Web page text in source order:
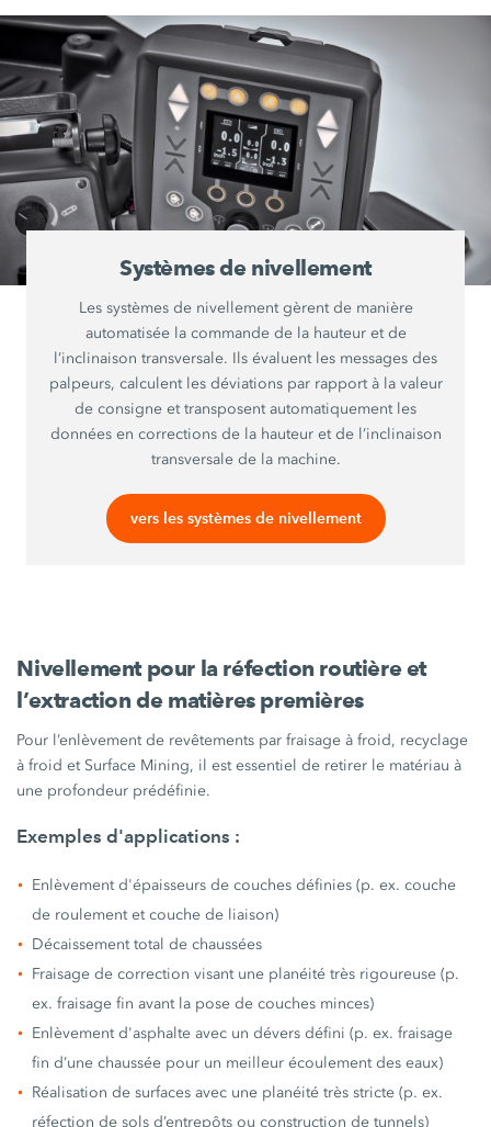
Systèmes de nivellement
Les systèmes de nivellement gèrent de manière
automatisée la commande de la hauteur et de
l’inclinaison transversale. Ils évaluent les messages des
palpeurs, calculent les déviations par rapport à la valeur
de consigne et transposent automatiquement les
données en corrections de la hauteur et de l’inclinaison
transversale de la machine.
vers les systèmes de nivellement
Nivellement pour la réfection routière et
l’extraction de matières premières
Pour l’enlèvement de revêtements par fraisage à froid, recyclage
à froid et Surface Mining, il est essentiel de retirer le matériau à
une profondeur prédéfinie.
Exemples d'applications :
Enlèvement d'épaisseurs de couches définies (p. ex. couche
de roulement et couche de liaison)
Décaissement total de chaussées
Fraisage de correction visant une planéité très rigoureuse (p.
ex. fraisage fin avant la pose de couches minces)
Enlèvement d'asphalte avec un dévers défini (p. ex. fraisage
fin d’une chaussée pour un meilleur écoulement des eaux)
Réalisation de surfaces avec une planéité très stricte (p. ex.
réfection de sols d’entrepôts ou construction de tunnels)